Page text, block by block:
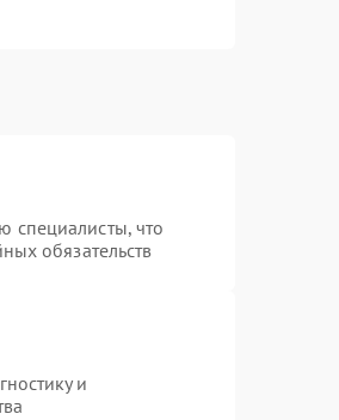
специалисты, что
обязательств
и